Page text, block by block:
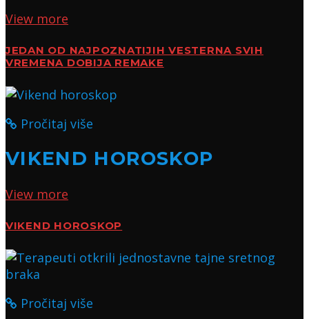
View more
JEDAN OD NAJPOZNATIJIH VESTERNA SVIH
VREMENA DOBIJA REMAKE
Pročitaj više
VIKEND HOROSKOP
View more
VIKEND HOROSKOP
Pročitaj više